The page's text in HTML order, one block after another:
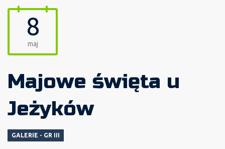
8
maj
Majowe święta u
Jeżyków
GALERIE - GR III